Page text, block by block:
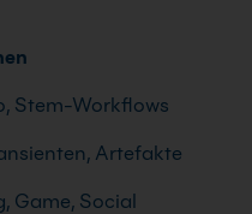
Stem-Workflows
Artefakte
Game, Social